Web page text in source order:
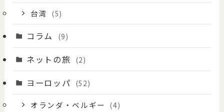
台湾 (5)
コラム (9)
ネットの旅 (2)
ヨーロッパ (52)
オランダ・ベルギー (4)